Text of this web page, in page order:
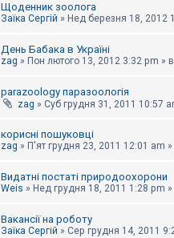
Щоденник зоолога
Заїка Сергій » Нед березня 18, 2012
День Бабака в Україні
zag » Пон лютого 13, 2012 3:32 pm » в
parazoology паразоологія
zag » Суб грудня 31, 2011 10:57
корисні пошуковці
zag » П'ят грудня 23, 2011 12:01 am »
Видатні постаті природоохорони
Weis » Нед грудня 18, 2011 1:28 pm »
Вакансії на роботу
Заїка Сергій » Сер грудня 14, 2011